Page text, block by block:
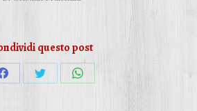
questo post
CondividiCondividiCondividi